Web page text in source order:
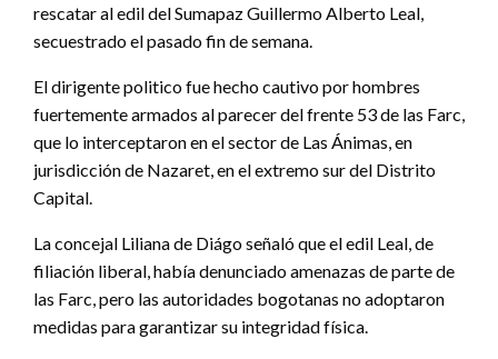
rescatar al edil del Sumapaz Guillermo Alberto Leal,
secuestrado el pasado fin de semana.
El dirigente politico fue hecho cautivo por hombres
fuertemente armados al parecer del frente 53 de las Farc,
que lo interceptaron en el sector de Las Ánimas, en
jurisdicción de Nazaret, en el extremo sur del Distrito
Capital.
La concejal Liliana de Diágo señaló que el edil Leal, de
filiación liberal, había denunciado amenazas de parte de
las Farc, pero las autoridades bogotanas no adoptaron
medidas para garantizar su integridad física.